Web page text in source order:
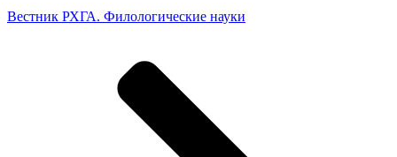
Вестник РХГА. Филологические науки